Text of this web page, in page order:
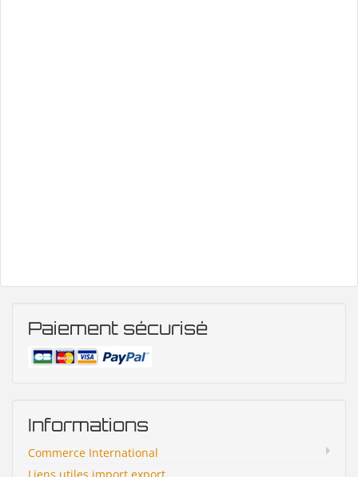
Paiement sécurisé
Informations
Commerce International